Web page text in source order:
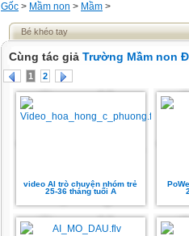
Gốc > Mầm non > Mầm >
Bé khéo tay
Cùng tác giả Trường Mầm non
1 2
video AI trò chuyện nhóm trẻ
25-36 tháng tuổi A